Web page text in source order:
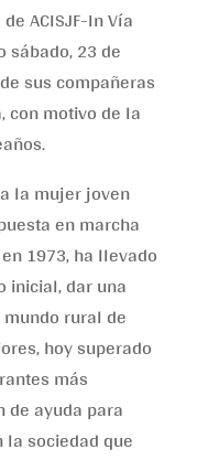
ACISJF-In Vía
sábado, 23 de
sus compañeras
con motivo de la
la mujer joven
en marcha
1973, ha llevado
inicial, dar una
rural de
hoy superado
más
de ayuda para
sociedad que